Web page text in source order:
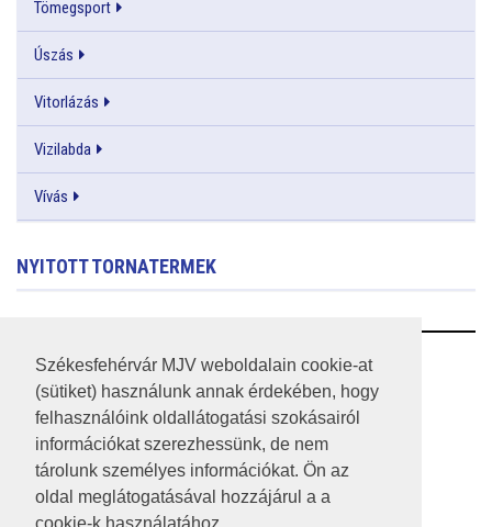
Székesfehérvár MJV weboldalain cookie-at
(sütiket) használunk annak érdekében, hogy
felhasználóink oldallátogatási szokásairól
információkat szerezhessünk, de nem
tárolunk személyes információkat. Ön az
oldal meglátogatásával hozzájárul a a
Tömegsport
Úszás
Vitorlázás
Vizilabda
Vívás
NYITOTT TORNATERMEK
RSS
A HONLAP 2017.03.31-I ÁLLAPOTA
JOGI NYILATKOZAT
IMPRESSZUM